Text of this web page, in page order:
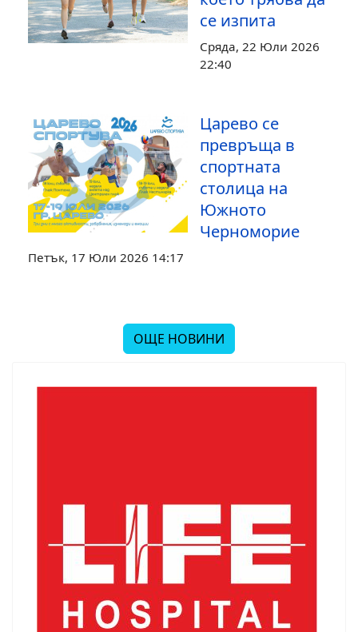
се изпита
Сряда, 22 Юли 2026
22:40
Царево се
превръща в
спортната
столица на
Южното
Черноморие
Петък, 17 Юли 2026 14:17
ОЩЕ НОВИНИ